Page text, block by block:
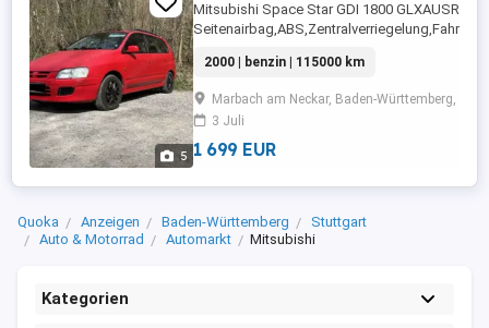
5
Mitsubishi Space Star GDI 1800
FensterheberDetails: Weitere Infos und
2000 | benzin | 115000 km
Marbach am Neckar, Baden-Württemberg,
3 Juli
1 699 EUR
Quoka Anzeigen Baden-Württemberg
Stuttgart
Auto & Motorrad
Automarkt Mitsubishi
Kategorien